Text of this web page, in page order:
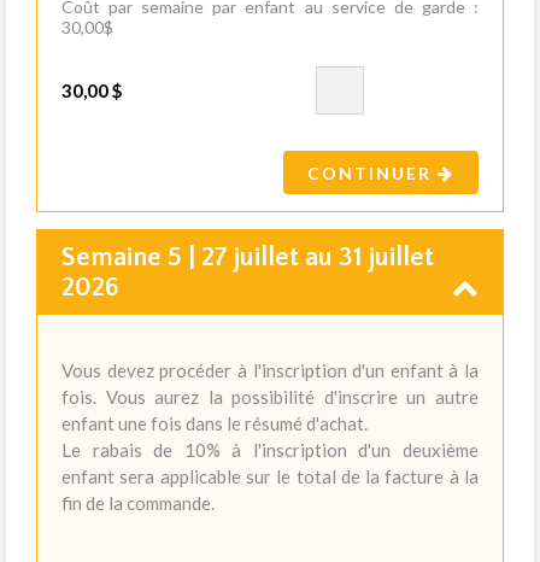
Coût par semaine par enfant au service de garde :
30,00$
30,00 $
CONTINUER
Semaine 5 | 27 juillet au 31 juillet
2026
Vous devez procéder à l'inscription d'un enfant à la
fois. Vous aurez la possibilité d'inscrire un autre
enfant une fois dans le résumé d'achat.
Le rabais de 10% à l'inscription d'un deuxième
enfant sera applicable sur le total de la facture à la
fin de la commande.